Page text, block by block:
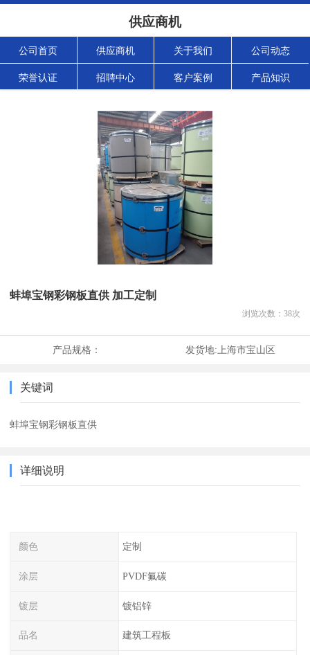
供应商机
公司首页 供应商机 关于我们 公司动态
荣誉认证 招聘中心 客户案例 产品知识
蚌埠宝钢彩钢板直供 加工定制
浏览次数： 38次
产品规格： 发货地: 上海市宝山区
关键词
蚌埠宝钢彩钢板直供
详细说明
颜色 定制
涂层 PVDF氟碳
镀层 镀铝锌
品名 建筑工程板